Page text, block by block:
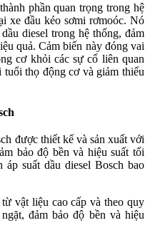
phần quan trọng trong hệ
xe đầu kéo sơmi rơmoóc. Nó
diesel trong hệ thống, đảm
quả. Cảm biến này đóng vai
cơ khỏi các sự cố liên quan
tuổi thọ động cơ và giảm thiểu
được thiết kế và sản xuất với
bảo độ bền và hiệu suất tối
suất dầu diesel Bosch bao
vật liệu cao cấp và theo quy
đảm bảo độ bền và hiệu